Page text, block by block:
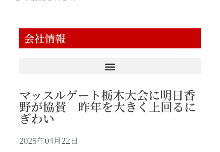
会社情報
マッスルゲート栃木大会に明日香
野が協賛 昨年を大きく上回るに
ぎわい
2025年04月22日